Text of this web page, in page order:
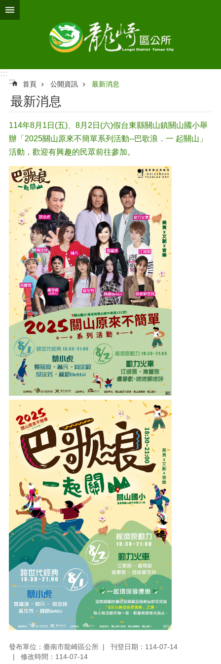
跳到主要內容區塊
:::
:::
首頁 公開資訊 最新消息
最新消息
114年8月1日(五)、8月2日(六)假台東縣關山鎮關山國小舉
辦「2025關山原來不簡單系列活動--巴歌浪．一 起關山」
活動，歡迎有興趣的民眾前往參加。
發布單位：臺南市龍崎區公所
刊登日期：114-07-14
修改時間：114-07-14